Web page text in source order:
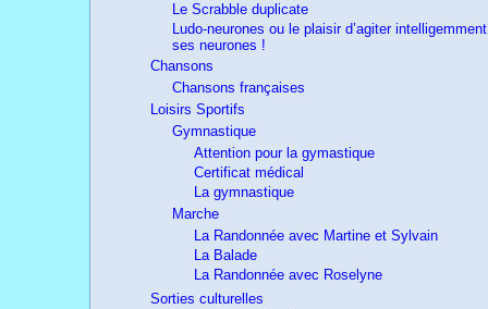
Le Scrabble duplicate
Ludo-neurones ou le plaisir d’agiter intelligemment
ses neurones !
Chansons
Chansons françaises
Loisirs Sportifs
Gymnastique
Attention pour la gymastique
Certificat médical
La gymnastique
Marche
La Randonnée avec Martine et Sylvain
La Balade
La Randonnée avec Roselyne
Sorties culturelles